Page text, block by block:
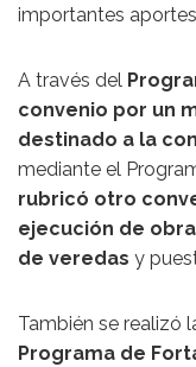
importantes
A través del
convenio por un
destinado a la
mediante el
rubricó otro
ejecución de
de veredas y
También se realizó
Programa de